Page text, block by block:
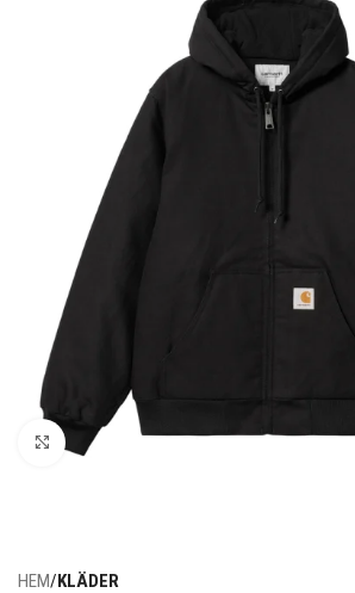
Click to enlarge
HEM KLÄDER